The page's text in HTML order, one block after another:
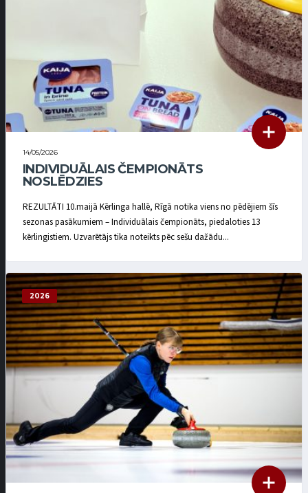
14/05/2026
INDIVIDUĀLAIS ČEMPIONĀTS
NOSLĒDZIES
REZULTĀTI 10.maijā Kērlinga hallē, Rīgā notika viens no pēdējiem šīs
sezonas pasākumiem – Individuālais čempionāts, piedaloties 13
kērlingistiem. Uzvarētājs tika noteikts pēc sešu dažādu...
2026